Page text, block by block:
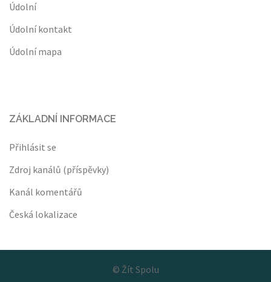
Údolní
Údolní kontakt
Údolní mapa
ZÁKLADNÍ INFORMACE
Přihlásit se
Zdroj kanálů (příspěvky)
Kanál komentářů
Česká lokalizace
© Žít Spolu